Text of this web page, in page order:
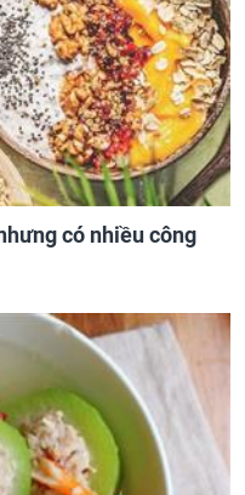
có nhiều công